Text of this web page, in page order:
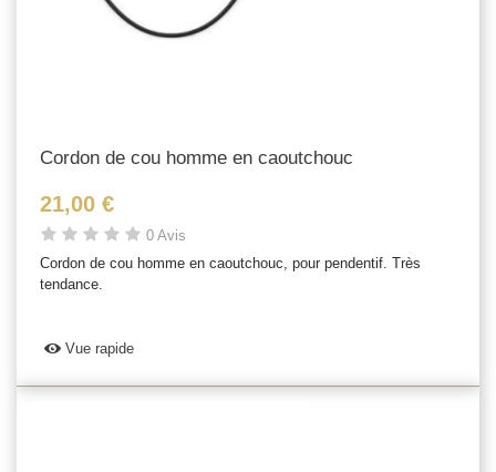
Cordon de cou homme en caoutchouc
21,00 €
0 Avis
Cordon de cou homme en caoutchouc, pour pendentif. Très
tendance.
Vue rapide